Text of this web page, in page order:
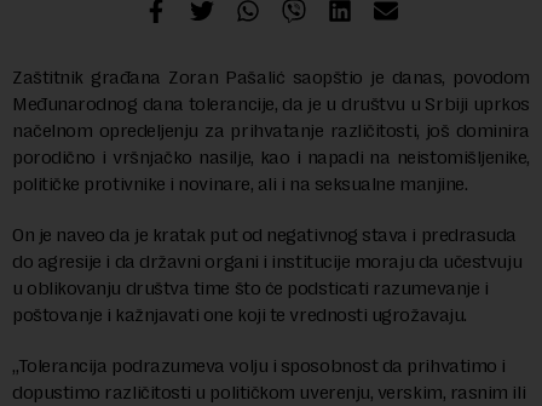
Zaštitnik građana Zoran Pašalić saopštio je danas, povodom
Međunarodnog dana tolerancije, da je u društvu u Srbiji uprkos
načelnom opredeljenju za prihvatanje različitosti, još dominira
porodično i vršnjačko nasilje, kao i napadi na neistomišljenike,
političke protivnike i novinare, ali i na seksualne manjine.
On je naveo da je kratak put od negativnog stava i predrasuda
do agresije i da državni organi i institucije moraju da učestvuju
u oblikovanju društva time što će podsticati razumevanje i
poštovanje i kažnjavati one koji te vrednosti ugrožavaju.
„Tolerancija podrazumeva volju i sposobnost da prihvatimo i
dopustimo različitosti u političkom uverenju, verskim, rasnim ili